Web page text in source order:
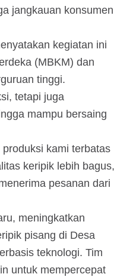
jangkauan konsumen
kegiatan ini
(MBKM) dan
tinggi.
tetapi juga
mampu bersaing
kami terbatas
keripik lebih bagus,
pesanan dari
meningkatkan
pisang di Desa
teknologi. Tim
untuk mempercepat